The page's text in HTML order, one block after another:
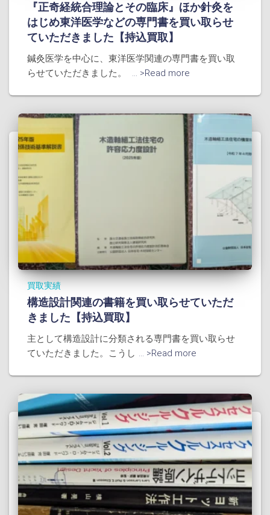
『正奇経統合理論とその臨床』ほか針灸を
はじめ東洋医学などの専門書を買い取らせ
ていただきました【持込買取】
鍼灸医学を中心に、東洋医学関連の専門書を買い取
らせていただきました。
... >Read more
買取実績
構造設計関連の書籍を買い取らせていただ
きました【持込買取】
主として構造設計に分類される専門書を買い取らせ
ていただきました。こうし
... >Read more